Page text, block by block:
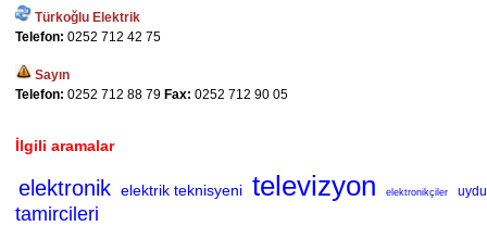
Türkoğlu Elektrik
Telefon: 0252 712 42 75
Sayın
Telefon: 0252 712 88 79 Fax: 0252 712 90 05
İlgili aramalar
elektronik elektrik teknisyeni televizyon elektronikçiler uydu
tamircileri